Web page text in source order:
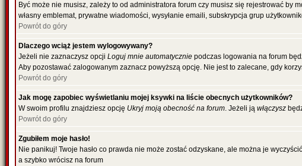
Być może nie musisz, zależy to od administratora forum czy musisz się rejestrować
własny emblemat, prywatne wiadomości, wysyłanie emaili, subskrypcja grup
Powrót do góry
Dlaczego wciąż jestem wylogowywany?
Jeżeli nie zaznaczysz opcji Loguj mnie automatycznie podczas logowania na forum
Aby pozostawać zalogowanym zaznacz powyższą opcję. Nie jest to zalecane, gdy
Powrót do góry
Jak mogę zapobiec wyświetlaniu mojej ksywki na liście obecnych użytkowników?
W swoim profilu znajdziesz opcję Ukryj moją obecność na forum. Jeżeli ją włączysz
Powrót do góry
Zgubiłem moje hasło!
Nie panikuj! Twoje hasło co prawda nie może zostać odzyskane, ale można je
a szybko wrócisz na forum